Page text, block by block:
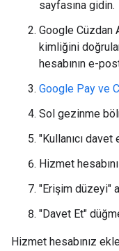
sayfasına gidin.
Google
kimliğini
hesabının e-
Google Pay ve
Sol gezinme
"Kullanıcı davet
Hizmet
"Erişim düzeyi"
"Davet Et"
Hizmet hesabınız